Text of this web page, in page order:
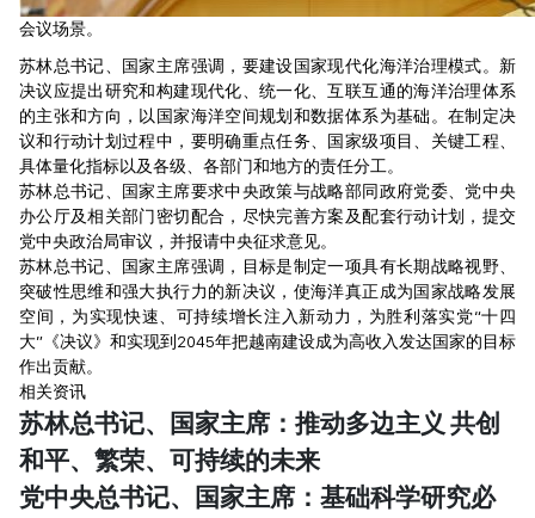
会议场景。
苏林总书记、国家主席强调，要建设国家现代化海洋治理模式。新
决议应提出研究和构建现代化、统一化、互联互通的海洋治理体系
的主张和方向，以国家海洋空间规划和数据体系为基础。在制定决
议和行动计划过程中，要明确重点任务、国家级项目、关键工程、
具体量化指标以及各级、各部门和地方的责任分工。
苏林总书记、国家主席要求中央政策与战略部同政府党委、党中央
办公厅及相关部门密切配合，尽快完善方案及配套行动计划，提交
党中央政治局审议，并报请中央征求意见。
苏林总书记、国家主席强调，目标是制定一项具有长期战略视野、
突破性思维和强大执行力的新决议，使海洋真正成为国家战略发展
空间，为实现快速、可持续增长注入新动力，为胜利落实党“十四
大”《决议》和实现到2045年把越南建设成为高收入发达国家的目标
作出贡献。
相关资讯
苏林总书记、国家主席：推动多边主义 共创
和平、繁荣、可持续的未来
党中央总书记、国家主席：基础科学研究必